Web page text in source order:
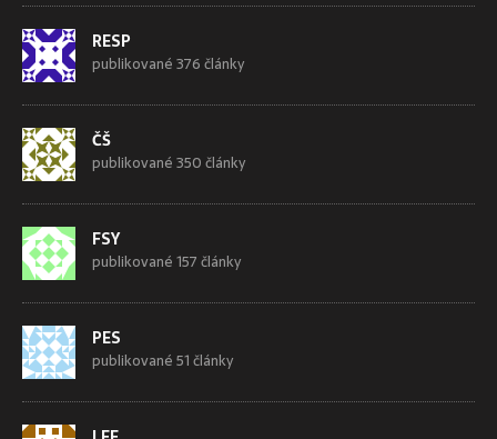
RESP
publikované 376 články
ČŠ
publikované 350 články
FSY
publikované 157 články
PES
publikované 51 články